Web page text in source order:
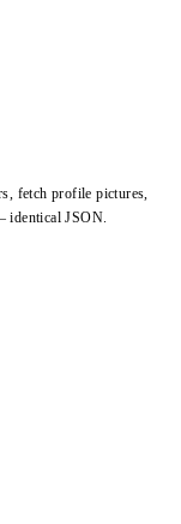
fetch profile pictures,
identical JSON.